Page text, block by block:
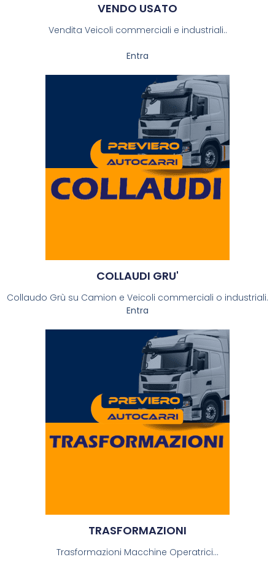
VENDO USATO
Vendita Veicoli commerciali e industriali..
Entra
COLLAUDI GRU'
Collaudo Grù su Camion e Veicoli commerciali o industriali.
Entra
TRASFORMAZIONI
Trasformazioni Macchine Operatrici...